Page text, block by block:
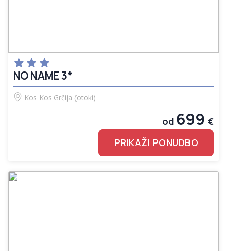
NO NAME 3*
Kos Kos Grčija (otoki)
od 699 €
PRIKAŽI PONUDBO